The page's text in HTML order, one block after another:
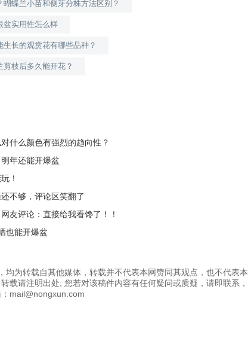
蝶兰小苗和侧芽分株方法区别？
盆实用性怎么样
长的观赏花有哪些品种？
枝后多久能开花？
什么颜色有强烈的趋向性？
年还能开爆盆
！
不够，评论区笑翻了
友评论：直接给我看馋了！！
也能开爆盆
均为转载自其他媒体，转载并不代表本网赞同其观点，也不代表本
载请注明出处; 您若对该稿件内容有任何疑问或质疑，请即联系，
mail@nongxun.com